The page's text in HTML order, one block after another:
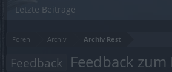
Foren Archiv Archiv Rest
Feedback Feedback zum
Letzte Beiträge